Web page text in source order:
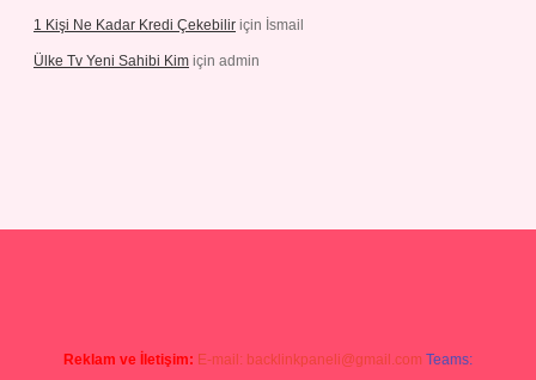
1 Kişi Ne Kadar Kredi Çekebilir için İsmail
Ülke Tv Yeni Sahibi Kim için admin
Reklam ve İletişim: E-mail: backlinkpaneli@gmail.com Teams: